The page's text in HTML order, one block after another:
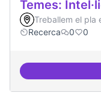
Temes:
Treballem el pla
Recerca
0 0